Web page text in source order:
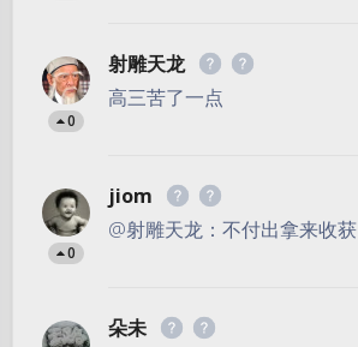
0
射雕天龙
高三苦了一点
0
jiom
@射雕天龙：不付出拿来收获
朵未